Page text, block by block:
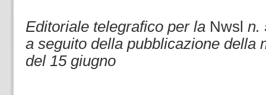
Editoriale telegrafico per la Nwsl n.
a seguito della pubblicazione della
del 15 giugno